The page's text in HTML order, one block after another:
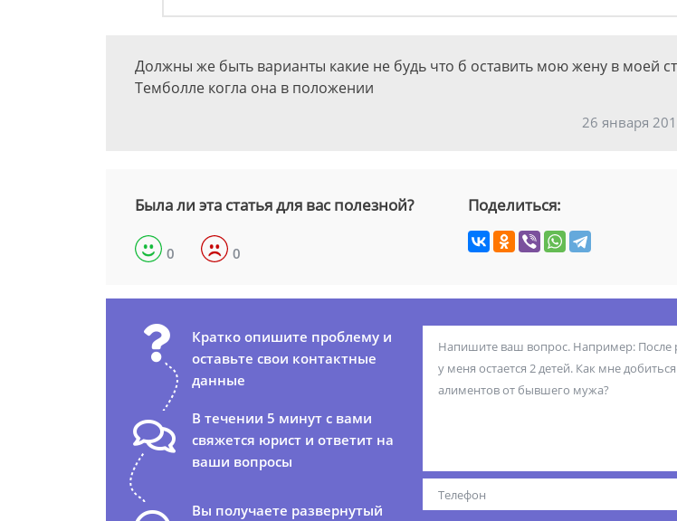
Должны же быть варианты какие не будь что б оставить мою жену в моей
Темболле когла она в положении
26 января
Была ли эта статья для вас полезной?
0 0
Поделиться:
Кратко опишите проблему и
оставьте свои контактные
данные
В течении 5 минут с вами
свяжется юрист и ответит на
ваши вопросы
Вы получаете развернутый